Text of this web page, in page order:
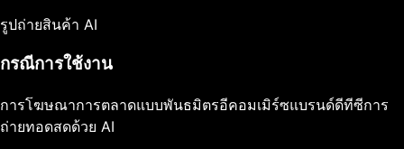
รูปถ่ายสินค้า AI
กรณีการใช้งาน
การโฆษณาการตลาดแบบพันธมิตรอีคอมเมิร์ซแบรนด์ดีทีซีการ
ถ่ายทอดสดด้วย AI